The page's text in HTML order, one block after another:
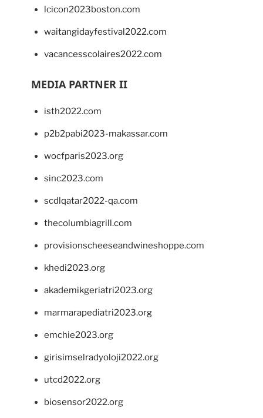
lcicon2023boston.com
waitangidayfestival2022.com
vacancesscolaires2022.com
MEDIA PARTNER II
isth2022.com
p2b2pabi2023-makassar.com
wocfparis2023.org
sinc2023.com
scdlqatar2022-qa.com
thecolumbiagrill.com
provisionscheeseandwineshoppe.com
khedi2023.org
akademikgeriatri2023.org
marmarapediatri2023.org
emchie2023.org
girisimselradyoloji2022.org
utcd2022.org
biosensor2022.org